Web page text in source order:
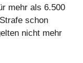
mehr als 6.500
schon
nicht mehr